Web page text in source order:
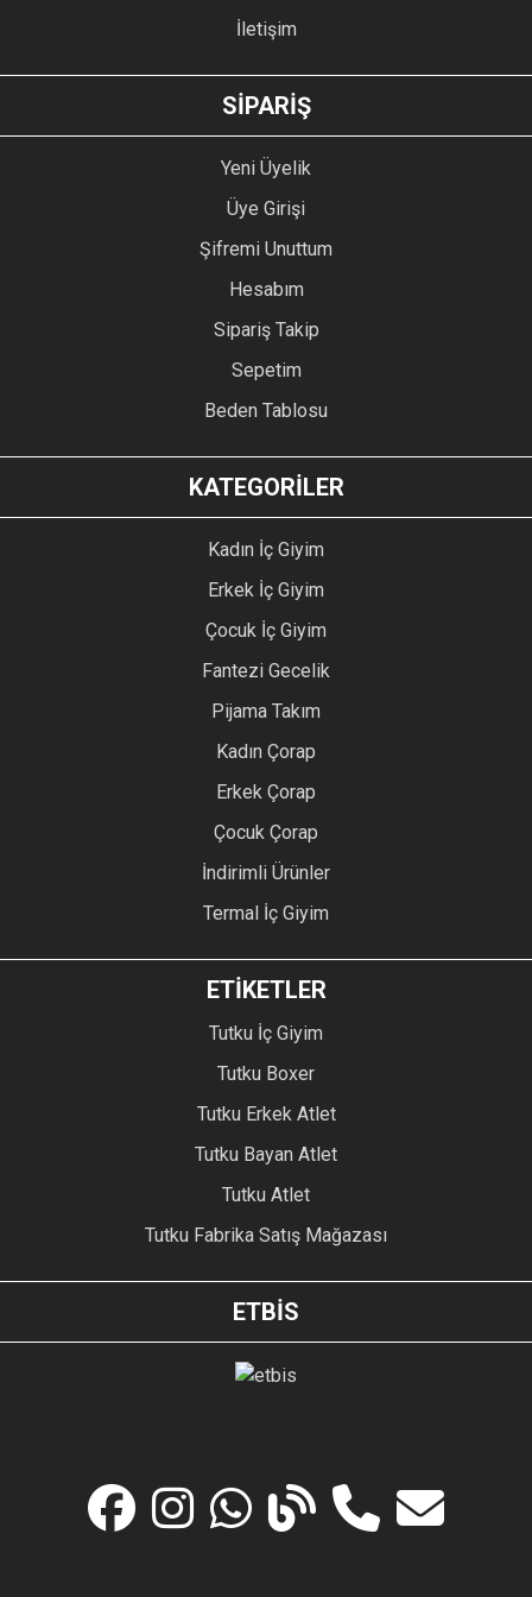
GÖNDER
İletişim
SİPARİŞ
Yeni Üyelik
Üye Girişi
Şifremi Unuttum
Hesabım
Sipariş Takip
Sepetim
Beden Tablosu
KATEGORİLER
Kadın İç Giyim
Erkek İç Giyim
Çocuk İç Giyim
Fantezi Gecelik
Pijama Takım
Kadın Çorap
Erkek Çorap
Çocuk Çorap
İndirimli Ürünler
Termal İç Giyim
ETİKETLER
Tutku İç Giyim
Tutku Boxer
Tutku Erkek Atlet
Tutku Bayan Atlet
Tutku Atlet
Tutku Fabrika Satış Mağazası
ETBİS